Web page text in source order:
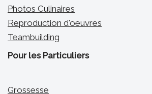
Photos Culinaires
Reproduction d'oeuvres
Teambuilding
Pour les Particuliers
Grossesse